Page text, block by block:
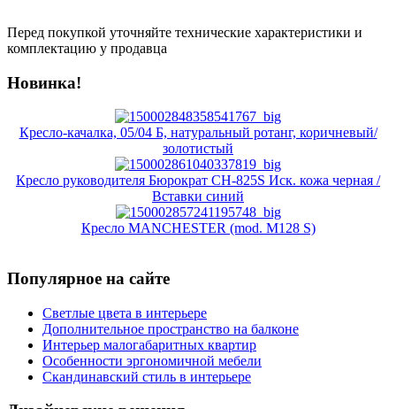
Перед покупкой уточняйте технические характеристики и
комплектацию у продавца
Новинка!
Кресло-качалка, 05/04 Б, натуральный ротанг, коричневый/
золотистый
Кресло руководителя Бюрократ CH-825S Иск. кожа черная /
Вставки синий
Кресло MANCHESTER (mod. M128 S)
Популярное на сайте
Светлые цвета в интерьере
Дополнительное пространство на балконе
Интерьер малогабаритных квартир
Особенности эргономичной мебели
Скандинавский стиль в интерьере